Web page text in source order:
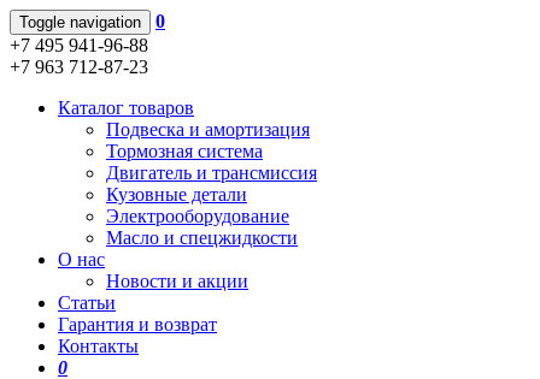
Toggle navigation
0
+7 495 941-96-88
+7 963 712-87-23
Каталог товаров
Подвеска и амортизация
Тормозная система
Двигатель и трансмиссия
Кузовные детали
Электрооборудование
Масло и спецжидкости
О нас
Новости и акции
Статьи
Гарантия и возврат
Контакты
0